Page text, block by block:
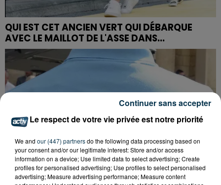
QUI EST CET ANCIEN VERT QUI DÉBARQUE
AVEC LE MAILLOT DE L'ASSE DANS...
Le respect de votre vie privée est notre priorité
We and our (447) partnersdo the following data processing based on
your consent and/or our legitimate interest: Store and/or access
information on a device; Use limited data to select advertising; Create
profiles for personalised advertising; Use profiles to select personalised
advertising; Measure advertising performance; Measure content
Continuer sans accepter